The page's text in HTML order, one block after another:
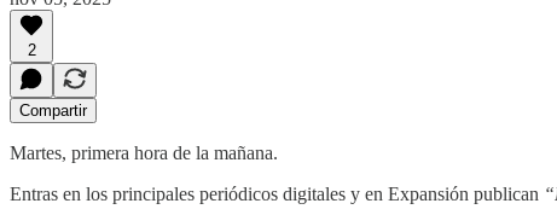
2
Compartir
Martes, primera hora de la mañana.
Entras en los principales periódicos digitales y en Expansión publican